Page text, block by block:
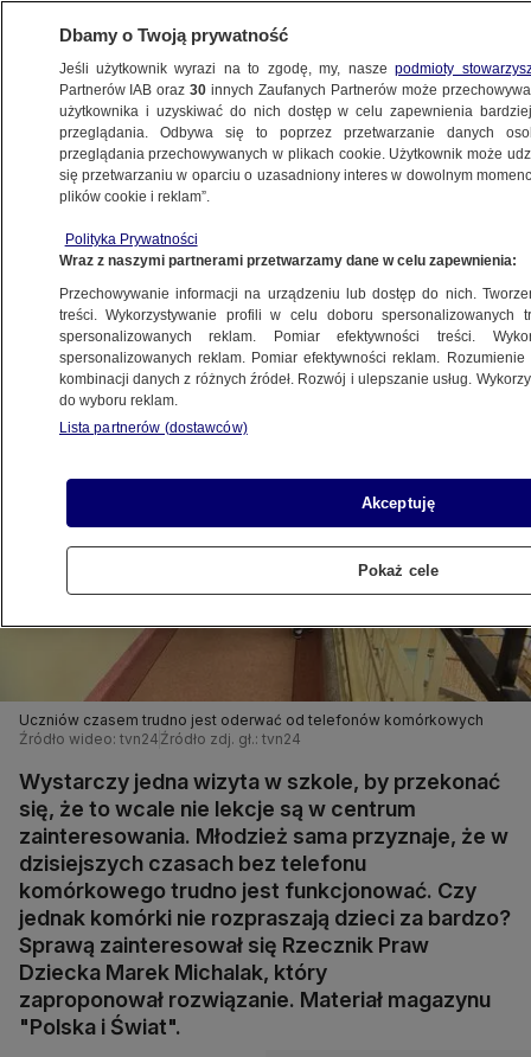
POLSKA
Rzecznik Praw Dziecka i ma pomysł
8.03.2016, 06:30
Udostępnij
Uczniów czasem trudno jest oderwać od telefonów komórkowych
Źródło wideo: tvn24 Źródło zdj. gł.: tvn24
Wystarczy jedna wizyta w szkole, by przekonać
się, że to wcale nie lekcje są w centrum
zainteresowania. Młodzież sama przyznaje, że w
dzisiejszych czasach bez telefonu
komórkowego trudno jest funkcjonować. Czy
jednak komórki nie rozpraszają dzieci za bardzo?
Sprawą zainteresował się Rzecznik Praw
Dziecka Marek Michalak, który
zaproponował rozwiązanie. Materiał magazynu
"Polska i Świat".
Dbamy o Twoją prywatność
Jeśli użytkownik wyrazi na to zgodę, my, naszepodmioty
Partnerów IAB oraz30 innych Zaufanych Partnerów może
użytkownika i uzyskiwać do nich dostęp w celu zapewnienia
przeglądania. Odbywa się to poprzez przetwarzanie danych
przeglądania przechowywanych w plikach cookie. Użytkownik może
się przetwarzaniu w oparciu o uzasadniony interes w dowolnym
plików cookie i reklam”.
Polityka Prywatności
Wraz z naszymi partnerami przetwarzamy dane w celu zapewnienia:
Przechowywanie informacji na urządzeniu lub dostęp do nich.
treści. Wykorzystywanie profili w celu doboru spersonalizowanych
spersonalizowanych reklam. Pomiar efektywności treści.
spersonalizowanych reklam. Pomiar efektywności reklam.
kombinacji danych z różnych źródeł. Rozwój i ulepszanie usług.
do wyboru reklam.
Lista partnerów (dostawców)
Akceptuję
Pokaż cele